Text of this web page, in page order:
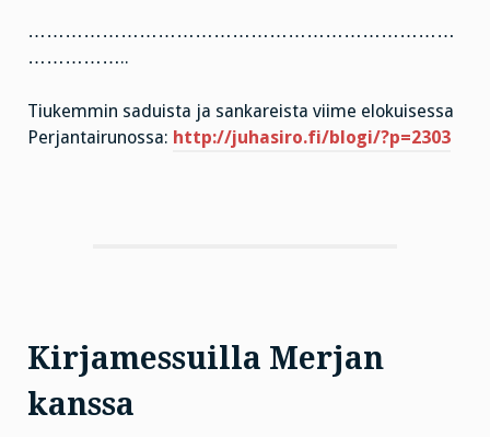
……………………………………………………………
……………..
Tiukemmin saduista ja sankareista viime elokuisessa
Perjantairunossa: http://juhasiro.fi/blogi/?p=2303
Kirjamessuilla Merjan
kanssa